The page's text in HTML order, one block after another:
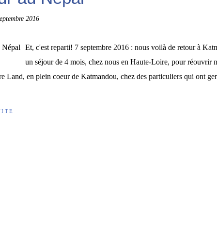
2016
Et, c'est reparti! 7 septembre 2016 : nous voilà de retour à
un séjour de 4 mois, chez nous en Haute-Loire, pour réouvrir
Land, en plein coeur de Katmandou, chez des particuliers qui ont